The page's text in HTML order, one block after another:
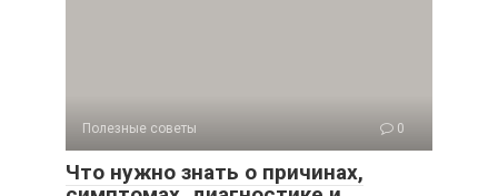
Полезные советы 0
Что нужно знать о причинах,